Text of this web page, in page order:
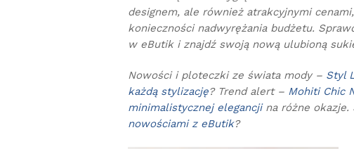
designem, ale również atrakcyjnymi
konieczności nadwyrężania budżetu.
w eButik i znajdź swoją nową ulubioną
Nowości i ploteczki ze świata mody – Styl
każdą stylizację? Trend alert – Mohiti Chic
minimalistycznej elegancjina różne okazje.
nowościami z eButik?